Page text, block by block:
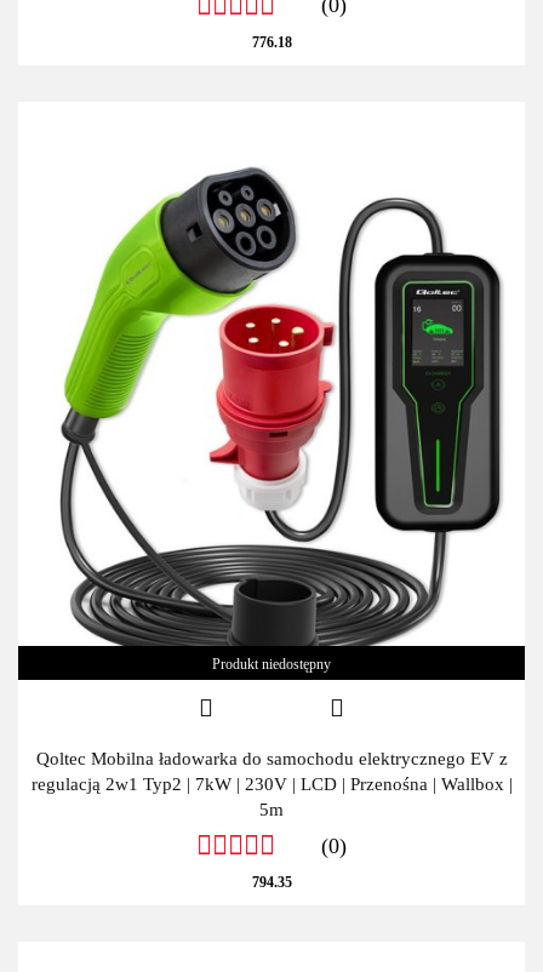
(0)
776.18
Produkt niedostępny
Qoltec Mobilna ładowarka do samochodu elektrycznego EV z
regulacją 2w1 Typ2 | 7kW | 230V | LCD | Przenośna | Wallbox |
5m
(0)
794.35